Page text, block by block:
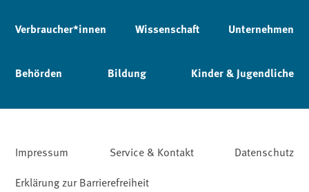
Verbraucher*innen Wissenschaft Unternehmen
Behörden Bildung Kinder & Jugendliche
Impressum Service & Kontakt
Datenschutz
Erklärung zur Barrierefreiheit